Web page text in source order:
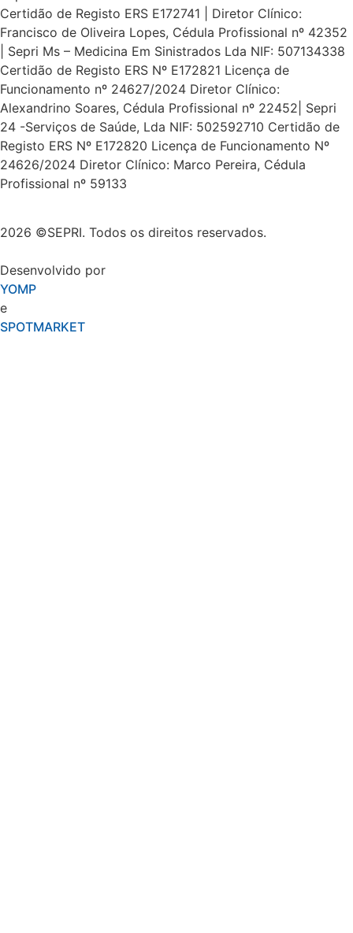
Certidão de Registo ERS E172741 | Diretor Clínico:
Francisco de Oliveira Lopes, Cédula Profissional nº 42352
| Sepri Ms – Medicina Em Sinistrados Lda NIF: 507134338
Certidão de Registo ERS Nº E172821 Licença de
Funcionamento nº 24627/2024 Diretor Clínico:
Alexandrino Soares, Cédula Profissional nº 22452| Sepri
24 -Serviços de Saúde, Lda NIF: 502592710 Certidão de
Registo ERS Nº E172820 Licença de Funcionamento Nº
24626/2024 Diretor Clínico: Marco Pereira, Cédula
Profissional nº 59133
2026 ©SEPRI. Todos os direitos reservados.
Desenvolvido por
YOMP
e
SPOTMARKET